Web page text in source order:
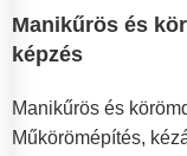
Manikűrös és
képzés
Manikűrös és
Műkörömépítés,